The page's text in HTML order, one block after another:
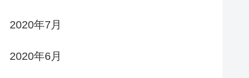
2020年7月
2020年6月